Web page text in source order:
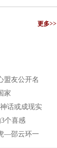
更多>>
盟友公开名
家
话或成现实
个喜感
—邵云环一